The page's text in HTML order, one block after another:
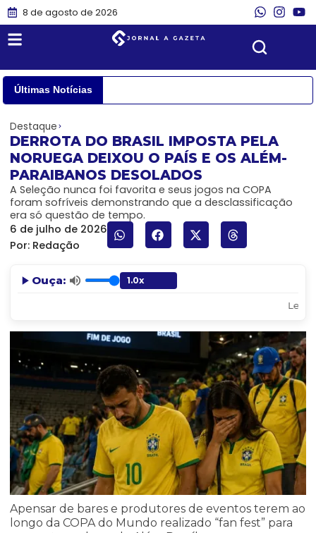
8 de agosto de 2026
Últimas Notícias
Destaque
DERROTA DO BRASIL IMPOSTA PELA
NORUEGA DEIXOU O PAÍS E OS ALÉM-
PARAIBANOS DESOLADOS
A Seleção nunca foi favorita e seus jogos na COPA
foram sofríveis demonstrando que a desclassificação
era só questão de tempo.
6 de julho de 2026
Por: Redação
Ouça:
Apensar de bares e produtores de eventos terem ao
longo da COPA do Mundo realizado “fan fest” para